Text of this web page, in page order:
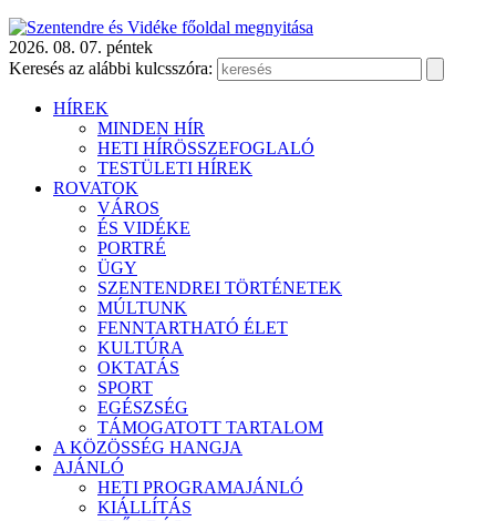
2026. 08. 07. péntek
Keresés az alábbi kulcsszóra:
HÍREK
MINDEN HÍR
HETI HÍRÖSSZEFOGLALÓ
TESTÜLETI HÍREK
ROVATOK
VÁROS
ÉS VIDÉKE
PORTRÉ
ÜGY
SZENTENDREI TÖRTÉNETEK
MÚLTUNK
FENNTARTHATÓ ÉLET
KULTÚRA
OKTATÁS
SPORT
EGÉSZSÉG
TÁMOGATOTT TARTALOM
A KÖZÖSSÉG HANGJA
AJÁNLÓ
HETI PROGRAMAJÁNLÓ
KIÁLLÍTÁS